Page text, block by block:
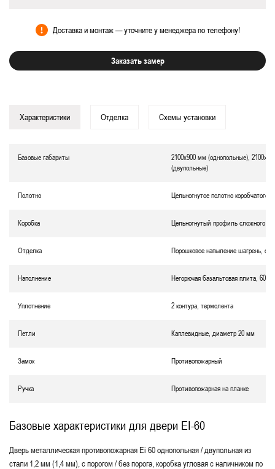
Доставка и монтаж — уточните у менеджера по телефону!
Заказать замер
Характеристики Отделка Схемы установки
Базовые габариты
2100х900 мм (однопольные),
(двупольные)
Полотно Цельногнутое полотно коробчатого
Коробка Цельногнутый профиль сложного
Отделка Порошковое напыление шагрень,
Наполнение Негорючая базальтовая плита, 60
Уплотнение 2 контура, термолента
Петли Каплевидные, диаметр 20 мм
Замок Противопожарный
Ручка Противопожарная на планке
Базовые характеристики для двери EI-60
Дверь металлическая противопожарная Еі 60 однопольная / двупольная из
стали 1,2 мм (1,4 мм), с порогом / без порога, коробка угловая с наличником по